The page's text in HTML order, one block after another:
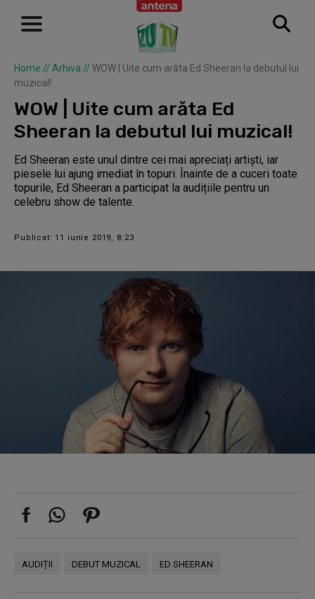
Home // Arhiva // WOW | Uite cum arăta Ed Sheeran la debutul lui
muzical!
WOW | Uite cum arăta Ed
Sheeran la debutul lui muzical!
Ed Sheeran este unul dintre cei mai apreciați artiști, iar
piesele lui ajung imediat în topuri. Înainte de a cuceri toate
topurile, Ed Sheeran a participat la audițiile pentru un
celebru show de talente.
Publicat: 11 iunie 2019, 8:23
AUDIȚII DEBUT MUZICAL ED SHEERAN